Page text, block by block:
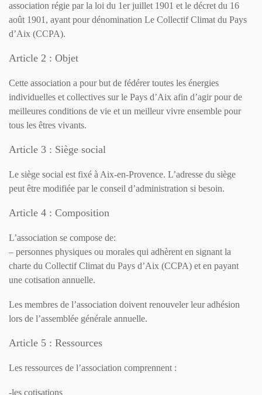
association régie par la loi du 1er juillet 1901 et le décret du 16
août 1901, ayant pour dénomination Le Collectif Climat du Pays
d’Aix (CCPA).
Article 2 : Objet
Cette association a pour but de fédérer toutes les énergies
individuelles et collectives sur le Pays d’Aix afin d’agir pour de
meilleures conditions de vie et un meilleur vivre ensemble pour
tous les êtres vivants.
Article 3 : Siège social
Le siège social est fixé à Aix-en-Provence. L’adresse du siège
peut être modifiée par le conseil d’administration si besoin.
Article 4 : Composition
L’association se compose de:
– personnes physiques ou morales qui adhèrent en signant la
charte du Collectif Climat du Pays d’Aix (CCPA) et en payant
une cotisation annuelle.
Les membres de l’association doivent renouveler leur adhésion
lors de l’assemblée générale annuelle.
Article 5 : Ressources
Les ressources de l’association comprennent :
-les cotisations